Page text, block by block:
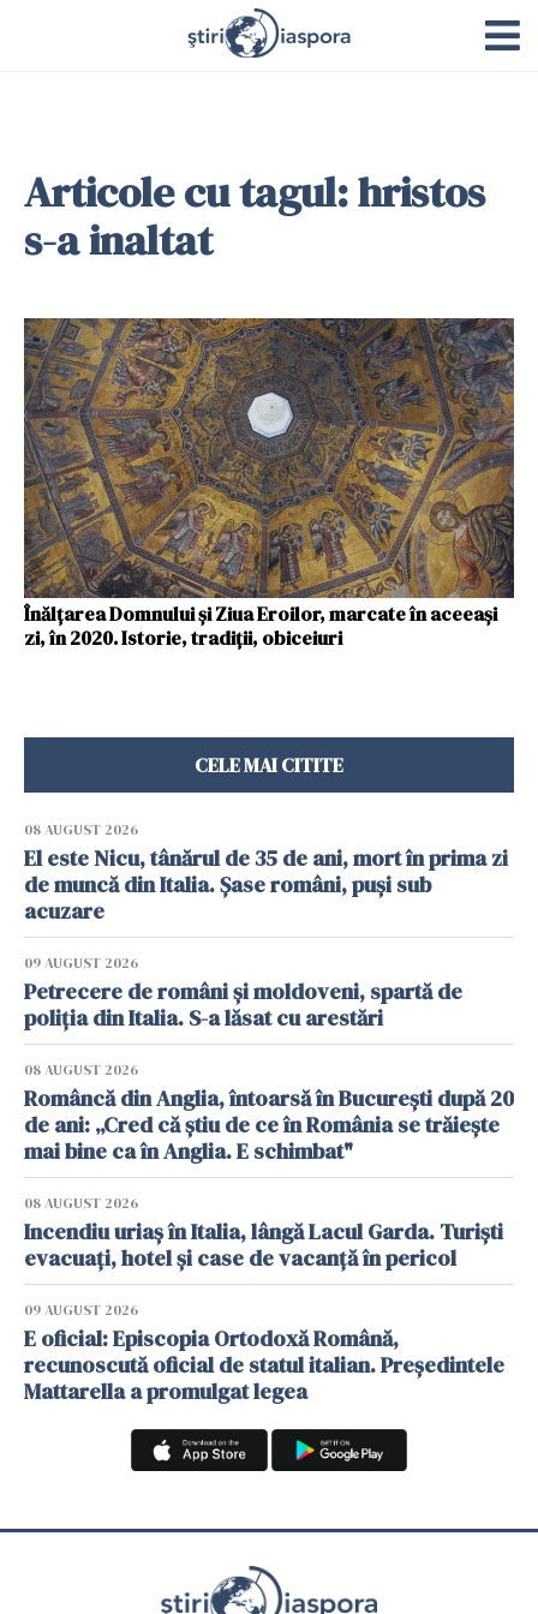
Articole cu tagul: hristos
s-a inaltat
Înălţarea Domnului şi Ziua Eroilor, marcate în aceeaşi
zi, în 2020. Istorie, tradiţii, obiceiuri
CELE MAI CITITE
08 AUGUST 2026
El este Nicu, tânărul de 35 de ani, mort în prima zi
de muncă din Italia. Șase români, puși sub
acuzare
09 AUGUST 2026
Petrecere de români și moldoveni, spartă de
poliția din Italia. S-a lăsat cu arestări
08 AUGUST 2026
Româncă din Anglia, întoarsă în București după 20
de ani: „Cred că știu de ce în România se trăiește
mai bine ca în Anglia. E schimbat"
08 AUGUST 2026
Incendiu uriaș în Italia, lângă Lacul Garda. Turiști
evacuați, hotel și case de vacanță în pericol
09 AUGUST 2026
E oficial: Episcopia Ortodoxă Română,
recunoscută oficial de statul italian. Președintele
Mattarella a promulgat legea